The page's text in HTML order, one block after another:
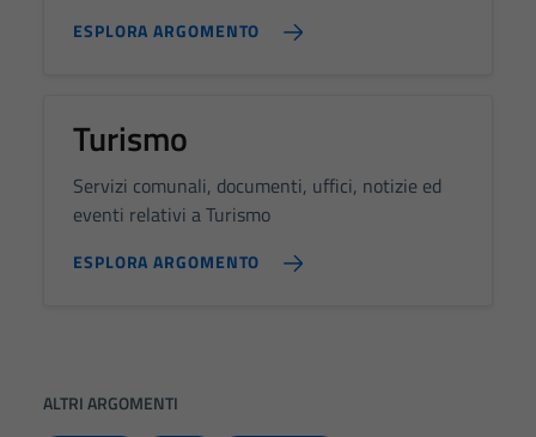
ESPLORA ARGOMENTO
Turismo
Servizi comunali, documenti, uffici, notizie ed
eventi relativi a Turismo
ESPLORA ARGOMENTO
ALTRI ARGOMENTI